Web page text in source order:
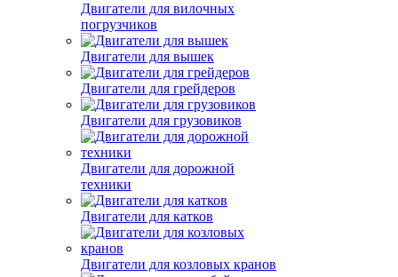
Двигатели для вилочных
погрузчиков
Двигатели для вышек
Двигатели для грейдеров
Двигатели для грузовиков
Двигатели для дорожной
техники
Двигатели для катков
Двигатели для козловых кранов